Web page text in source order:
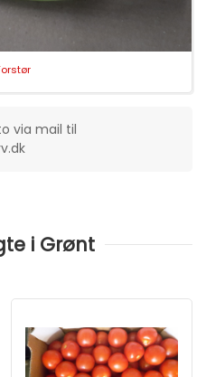
via mail til
i Grønt